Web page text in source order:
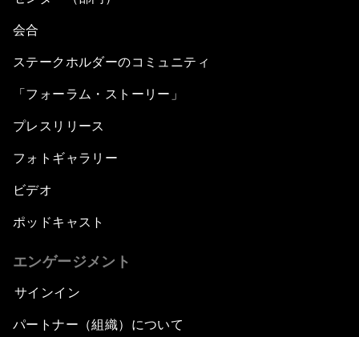
会合
ステークホルダーのコミュニティ
「フォーラム・ストーリー」
プレスリリース
フォトギャラリー
ビデオ
ポッドキャスト
エンゲージメント
サインイン
パートナー（組織）について